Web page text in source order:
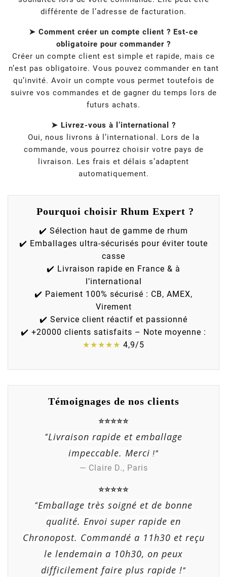
différente de l’adresse de facturation.
➤ Comment créer un compte client ? Est-ce
obligatoire pour commander ?
Créer un compte client est simple et rapide, mais ce
n’est pas obligatoire. Vous pouvez commander en tant
qu’invité. Avoir un compte vous permet toutefois de
suivre vos commandes et de gagner du temps lors de
futurs achats.
➤ Livrez-vous à l’international ?
Oui, nous livrons à l’international. Lors de la
commande, vous pourrez choisir votre pays de
livraison. Les frais et délais s’adaptent
automatiquement.
Pourquoi choisir Rhum Expert ?
✔️ Sélection haut de gamme de rhum
✔️ Emballages ultra-sécurisés pour éviter toute
casse
✔️ Livraison rapide en France & à
l’international
✔️ Paiement 100% sécurisé : CB, AMEX,
Virement
✔️ Service client réactif et passionné
✔️ +20000 clients satisfaits – Note moyenne :
★★★★★ 4,9/5
Témoignages de nos clients
⭐⭐⭐⭐⭐
“Livraison rapide et emballage
impeccable. Merci !”
— Claire D., Paris
⭐⭐⭐⭐⭐
“Emballage très soigné et de bonne
qualité. Envoi super rapide en
Chronopost. Commandé a 11h30 et reçu
le lendemain a 10h30, on peux
difficilement faire plus rapide !”